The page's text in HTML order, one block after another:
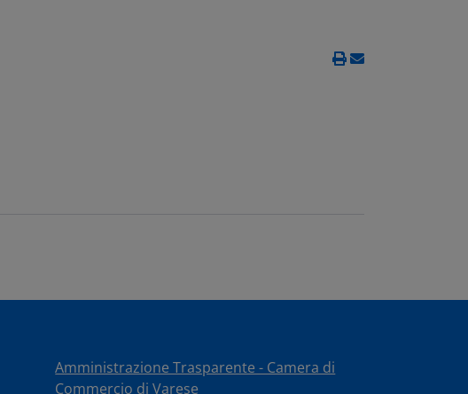
Amministrazione Trasparente - Camera di
Commercio di Varese